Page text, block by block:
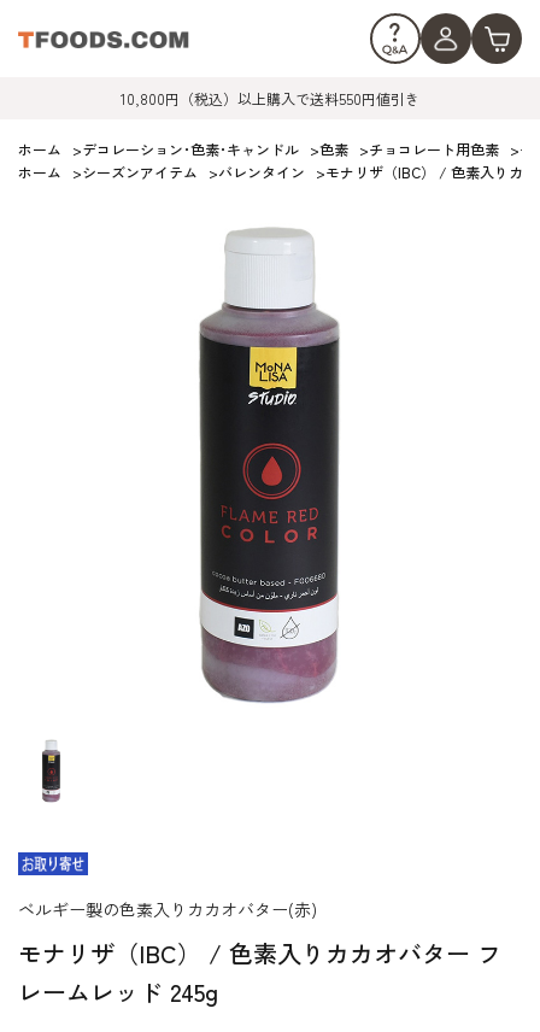
10,800円（税込）以上購入で送料550円値引き
ホーム >デコレーション･色素･キャンドル >色素 >チョコレート用色素 >モ
ホーム
>シーズンアイテム >バレンタイン >モナリザ（IBC） / 色素入りカ
モナリザ（IBC） / 色素入りカカオバター フ
レームレッド 245g
ベルギー製の色素入りカカオバター(赤)